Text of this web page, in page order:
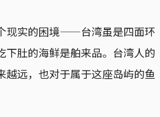
现实的困境——台湾虽是四面环
下肚的海鲜是舶来品。台湾人的
越远，也对于属于这座岛屿的鱼